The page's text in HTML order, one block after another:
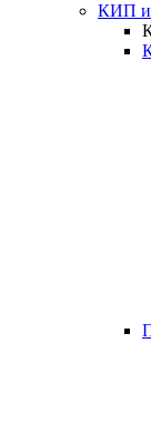
КИП и